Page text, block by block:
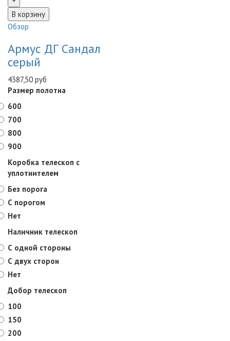
Обзор
Армус ДГ Сандал
серый
4387,50 руб
Размер полотна
600
700
800
900
Коробка телескоп с
уплотнителем
Без порога
С порогом
Нет
Наличник телескоп
С одной стороны
С двух сторон
Нет
Добор телескоп
100
150
200